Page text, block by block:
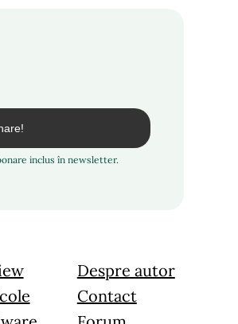
inclus în newsletter.
Despre autor
Contact